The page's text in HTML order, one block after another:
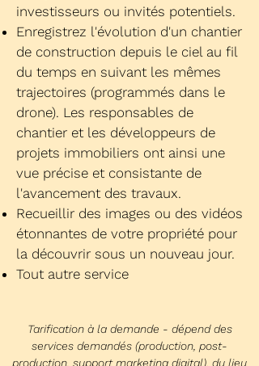
investisseurs ou invités potentiels.
Enregistrez l'évolution d'un chantier
de construction depuis le ciel au fil
du temps en suivant les mêmes
trajectoires (programmés dans le
drone). Les responsables de
chantier et les développeurs de
projets immobiliers ont ainsi une
vue précise et consistante de
l'avancement des travaux.
Recueillir des images ou des vidéos
étonnantes de votre propriété pour
la découvrir sous un nouveau jour.
Tout autre service
Tarification à la demande - dépend des
services demandés (production, post-
production, support marketing digital), du lieu